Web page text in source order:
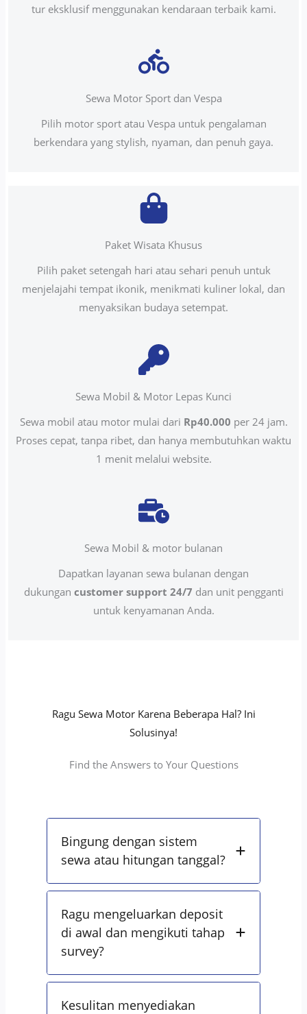
tur eksklusif menggunakan kendaraan terbaik kami.
Sewa Motor Sport dan Vespa
Pilih motor sport atau Vespa untuk pengalaman
berkendara yang stylish, nyaman, dan penuh gaya.
Paket Wisata Khusus
Pilih paket setengah hari atau sehari penuh untuk
menjelajahi tempat ikonik, menikmati kuliner lokal, dan
menyaksikan budaya setempat.
Sewa Mobil & Motor Lepas Kunci
Sewa mobil atau motor mulai dari Rp40.000 per 24 jam.
Proses cepat, tanpa ribet, dan hanya membutuhkan waktu
1 menit melalui website.
Sewa Mobil & motor bulanan
Dapatkan layanan sewa bulanan dengan
dukungan customer support 24/7 dan unit pengganti
untuk kenyamanan Anda.
Ragu Sewa Motor Karena Beberapa Hal? Ini
Solusinya!
Find the Answers to Your Questions
Bingung dengan sistem
sewa atau hitungan tanggal?
Ragu mengeluarkan deposit
di awal dan mengikuti tahap
survey?
Kesulitan menyediakan